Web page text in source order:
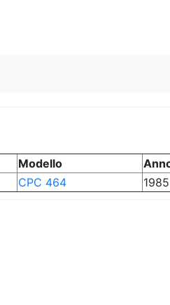
Modello
CPC 464 1985